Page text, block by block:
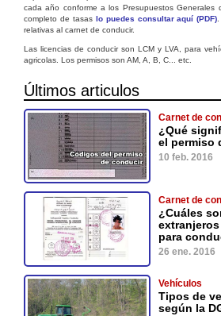
cada año conforme a los Presupuestos Generales
completo de tasas lo puedes consultar aquí (PDF)
relativas al carnet de conducir.
Las licencias de conducir son LCM y LVA, para
agricolas. Los permisos son AM, A, B, C... etc.
Últimos articulos
Carnet de
¿Qué
el permiso
10 feb. 2016
Carnet de
¿Cuáles
para
26 ene. 2016
Vehículos
Tipos de
según la